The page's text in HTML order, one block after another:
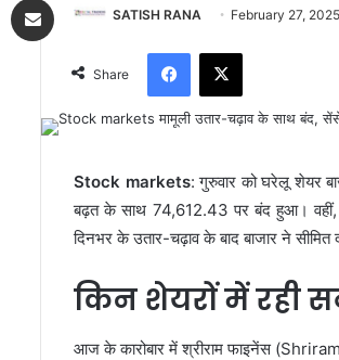
SATISH RANA February 27, 2025
Share
Facebook
X
Stock markets: गुरुवार को घरेलू शेयर
बढ़त के साथ 74,612.43 पर बंद हुआ।
दिनभर के उतार-चढ़ाव के बाद बाजार ने सीमित
किन शेयरों में रही
आज के कारोबार में श्रीराम फाइनेंस